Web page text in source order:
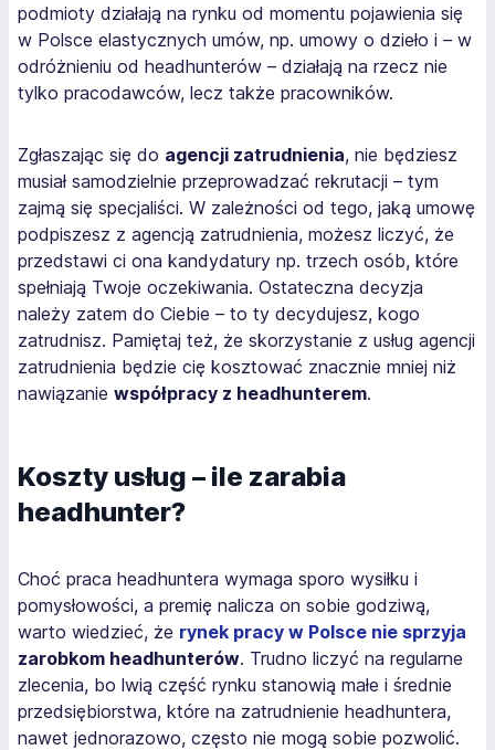
podmioty działają na rynku od momentu pojawienia się
w Polsce elastycznych umów, np. umowy o dzieło i – w
odróżnieniu od headhunterów – działają na rzecz nie
tylko pracodawców, lecz także pracowników.
Zgłaszając się do agencji zatrudnienia, nie będziesz
musiał samodzielnie przeprowadzać rekrutacji – tym
zajmą się specjaliści. W zależności od tego, jaką umowę
podpiszesz z agencją zatrudnienia, możesz liczyć, że
przedstawi ci ona kandydatury np. trzech osób, które
spełniają Twoje oczekiwania. Ostateczna decyzja
należy zatem do Ciebie – to ty decydujesz, kogo
zatrudnisz. Pamiętaj też, że skorzystanie z usług agencji
zatrudnienia będzie cię kosztować znacznie mniej niż
nawiązanie współpracy z headhunterem.
Koszty usług – ile zarabia
headhunter?
Choć praca headhuntera wymaga sporo wysiłku i
pomysłowości, a premię nalicza on sobie godziwą,
warto wiedzieć, że rynek pracy w Polsce nie sprzyja
zarobkom headhunterów. Trudno liczyć na regularne
zlecenia, bo lwią część rynku stanowią małe i średnie
przedsiębiorstwa, które na zatrudnienie headhuntera,
nawet jednorazowo, często nie mogą sobie pozwolić.